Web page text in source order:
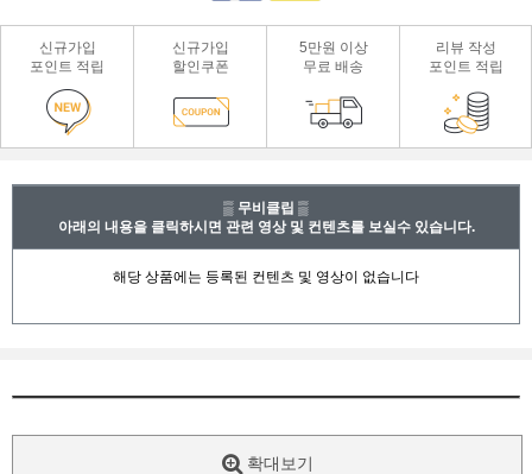
신규가입
포인트 적립
신규가입
할인쿠폰
5만원 이상
무료 배송
리뷰 작성
포인트 적립
▒ 무비클립 ▒
아래의 내용을 클릭하시면 관련 영상 및 컨텐츠를 보실수 있습니다.
확대보기